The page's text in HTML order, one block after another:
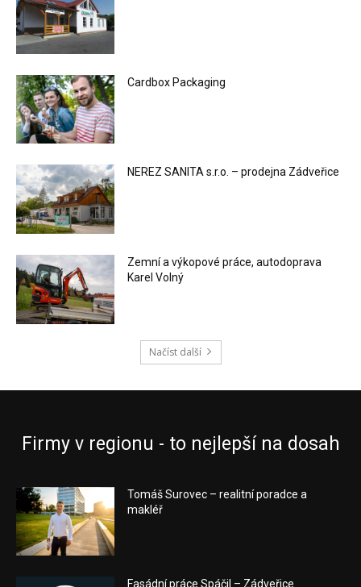
Cardbox Packaging
NEREZ SANITA s.r.o. – prodejna Zádveřice
Zemní a výkopové práce, autodoprava
Karel Volný
Načíst další
Firmy v regionu - to nejlepší na dosah
Tomáš Surovec – realitní poradce a
makléř
Fasádní práce Spáčil – Zádveřice